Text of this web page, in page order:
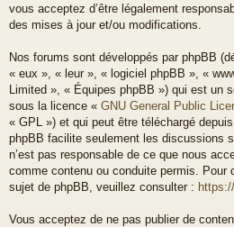
vous acceptez d’être légalement
des mises à jour et/ou modifications.
Nos forums sont développés par phpBB
« eux », « leur », « logiciel phpBB », «
Limited », « Équipes phpBB ») qui est un
sous la licence « GNU General Public
« GPL ») et qui peut être téléchargé depuis
phpBB facilite seulement les discussions
n’est pas responsable de ce que nous
comme contenu ou conduite permis. Pour
sujet de phpBB, veuillez consulter :
Vous acceptez de ne pas publier de